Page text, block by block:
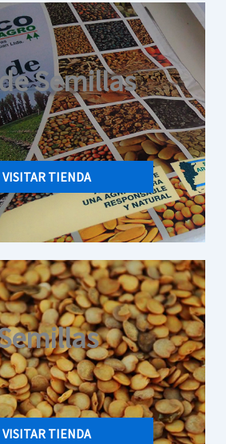
Semillas
VISITAR TIENDA
VISITAR TIENDA